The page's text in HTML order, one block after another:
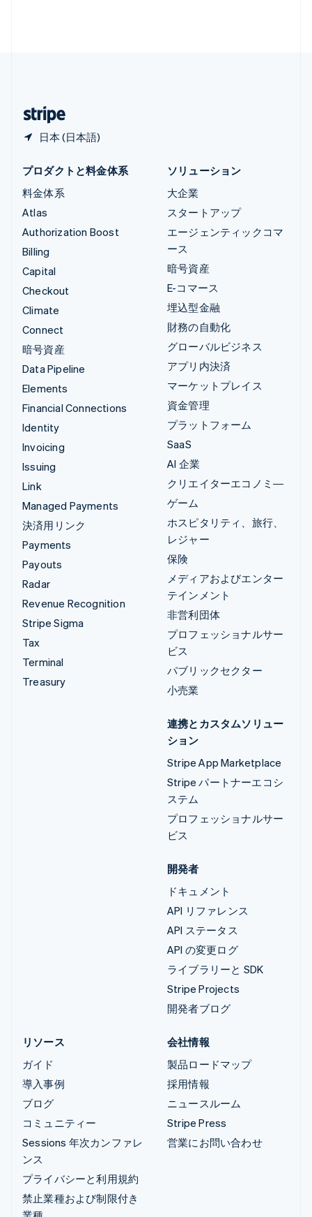
日本 (日本語)
プロダクトと料金体系
料金体系
Atlas
Authorization Boost
Billing
Capital
Checkout
Climate
Connect
暗号資産
Data Pipeline
Elements
Financial Connections
Identity
Invoicing
Issuing
Link
Managed Payments
決済用リンク
Payments
Payouts
Radar
Revenue Recognition
Stripe Sigma
Tax
Terminal
Treasury
ソリューション
大企業
スタートアップ
エージェンティックコマ
ース
暗号資産
E-コマース
埋込型金融
財務の自動化
グローバルビジネス
アプリ内決済
マーケットプレイス
資金管理
プラットフォーム
SaaS
AI 企業
クリエイターエコノミ―
ゲーム
ホスピタリティ、旅行、
レジャー
保険
メディアおよびエンター
テインメント
非営利団体
プロフェッショナルサー
ビス
パブリックセクター
小売業
連携とカスタムソリュー
ション
Stripe App Marketplace
Stripe パートナーエコシ
ステム
プロフェッショナルサー
ビス
開発者
ドキュメント
API リファレンス
API ステータス
API の変更ログ
ライブラリーと SDK
Stripe Projects
開発者ブログ
リソース
ガイド
導入事例
ブログ
コミュニティー
Sessions 年次カンファレ
ンス
プライバシーと利用規約
禁止業種および制限付き
会社情報
製品ロードマップ
採用情報
ニュースルーム
Stripe Press
営業にお問い合わせ